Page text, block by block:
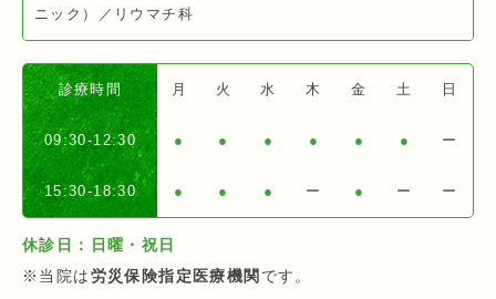
ニック）／リウマチ科
診療時間 月 火 水 木 金 土 日
09:30-12:30 ● ● ● ● ● ● ー
15:30-18:30 ● ● ● ー ● ー ー
休診日：日曜・祝日
※当院は労災保険指定医療機関 です。